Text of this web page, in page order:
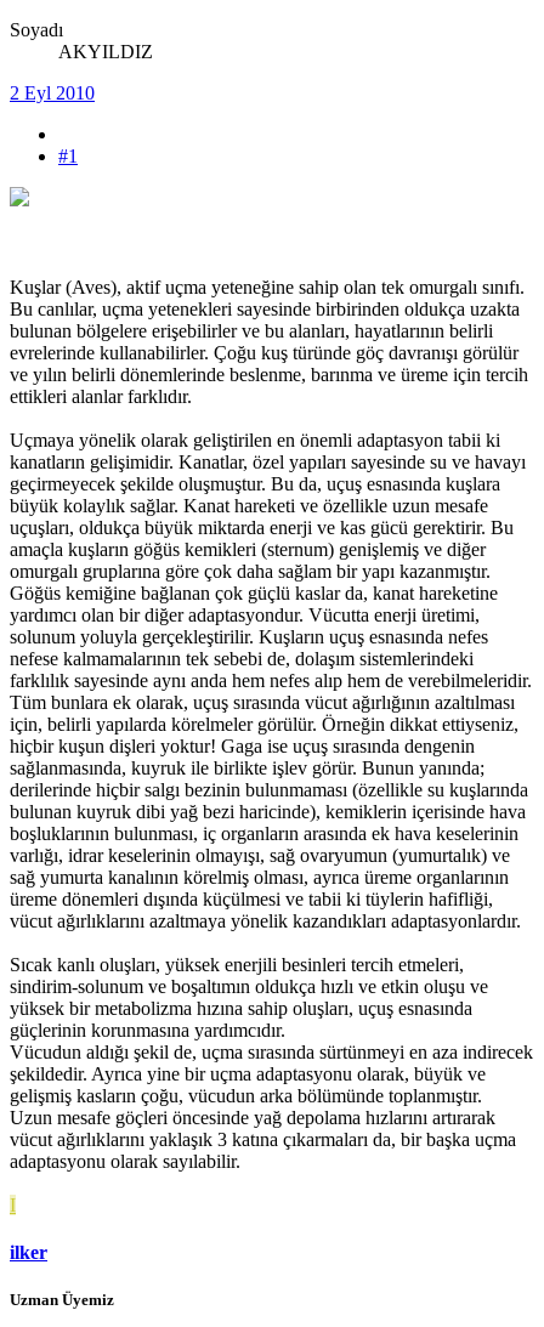
Soyadı
AKYILDIZ
2 Eyl 2010
#1
Kuşlar (Aves), aktif uçma yeteneğine sahip olan tek omurgalı sınıfı.
Bu canlılar, uçma yetenekleri sayesinde birbirinden oldukça uzakta
bulunan bölgelere erişebilirler ve bu alanları, hayatlarının belirli
evrelerinde kullanabilirler. Çoğu kuş türünde göç davranışı görülür
ve yılın belirli dönemlerinde beslenme, barınma ve üreme için tercih
ettikleri alanlar farklıdır.
Uçmaya yönelik olarak geliştirilen en önemli adaptasyon tabii ki
kanatların gelişimidir. Kanatlar, özel yapıları sayesinde su ve havayı
geçirmeyecek şekilde oluşmuştur. Bu da, uçuş esnasında kuşlara
büyük kolaylık sağlar. Kanat hareketi ve özellikle uzun mesafe
uçuşları, oldukça büyük miktarda enerji ve kas gücü gerektirir. Bu
amaçla kuşların göğüs kemikleri (sternum) genişlemiş ve diğer
omurgalı gruplarına göre çok daha sağlam bir yapı kazanmıştır.
Göğüs kemiğine bağlanan çok güçlü kaslar da, kanat hareketine
yardımcı olan bir diğer adaptasyondur. Vücutta enerji üretimi,
solunum yoluyla gerçekleştirilir. Kuşların uçuş esnasında nefes
nefese kalmamalarının tek sebebi de, dolaşım sistemlerindeki
farklılık sayesinde aynı anda hem nefes alıp hem de verebilmeleridir.
Tüm bunlara ek olarak, uçuş sırasında vücut ağırlığının azaltılması
için, belirli yapılarda körelmeler görülür. Örneğin dikkat ettiyseniz,
hiçbir kuşun dişleri yoktur! Gaga ise uçuş sırasında dengenin
sağlanmasında, kuyruk ile birlikte işlev görür. Bunun yanında;
derilerinde hiçbir salgı bezinin bulunmaması (özellikle su kuşlarında
bulunan kuyruk dibi yağ bezi haricinde), kemiklerin içerisinde hava
boşluklarının bulunması, iç organların arasında ek hava keselerinin
varlığı, idrar keselerinin olmayışı, sağ ovaryumun (yumurtalık) ve
sağ yumurta kanalının körelmiş olması, ayrıca üreme organlarının
üreme dönemleri dışında küçülmesi ve tabii ki tüylerin hafifliği,
vücut ağırlıklarını azaltmaya yönelik kazandıkları adaptasyonlardır.
Sıcak kanlı oluşları, yüksek enerjili besinleri tercih etmeleri,
sindirim-solunum ve boşaltımın oldukça hızlı ve etkin oluşu ve
yüksek bir metabolizma hızına sahip oluşları, uçuş esnasında
güçlerinin korunmasına yardımcıdır.
Vücudun aldığı şekil de, uçma sırasında sürtünmeyi en aza indirecek
şekildedir. Ayrıca yine bir uçma adaptasyonu olarak, büyük ve
gelişmiş kasların çoğu, vücudun arka bölümünde toplanmıştır.
Uzun mesafe göçleri öncesinde yağ depolama hızlarını artırarak
vücut ağırlıklarını yaklaşık 3 katına çıkarmaları da, bir başka uçma
adaptasyonu olarak sayılabilir.
I
ilker
Uzman Üyemiz